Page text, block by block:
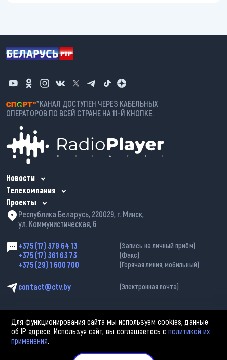
*КАНАЛ ДОСТУПЕН ЧЕРЕЗ КАБЕЛЬНЫХ
ОПЕРАТОРОВ ПО ВСЕЙ СТРАНЕ НА 11-Й КНОПКЕ.
Новости
Телекомпания
Проекты
Республика Беларусь, 220029, г. Минск,
ул. Коммунистическая, 6
+375 (17) 379 64 13 (Запись на личный приём)
+375 (17) 361 63 73 (Факс)
+375 (29) 1 600 700 (Горячая линия, мобильный)
contact@ctv.by (Электронная почта)
2002—2026 © ЗАО «Столичное телевидение». При любом использовании
материалов активная гиперссылка на «belarus-news.by» обязательна.
Для функционирования сайта мы используем cookies, данные
об IP адресе. Используя сайт, вы соглашаетесь сполитикой их
применения.